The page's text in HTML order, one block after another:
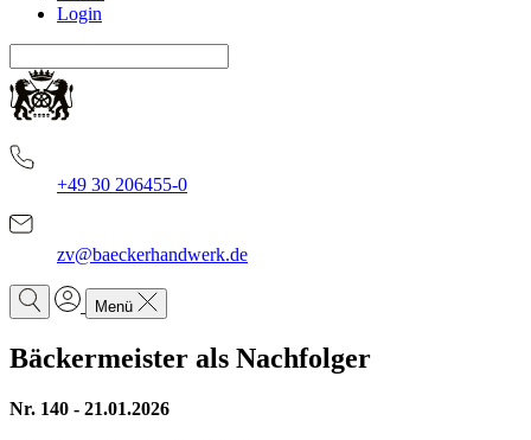
Login
+49 30 206455-0
zv@baeckerhandwerk.de
Menü
Bäckermeister als Nachfolger
Nr. 140 - 21.01.2026